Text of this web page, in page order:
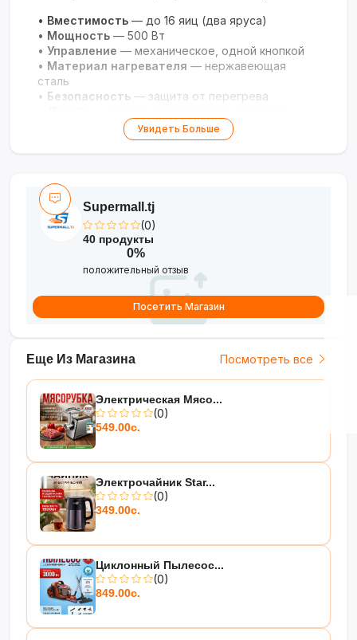
• Вместимость — до 16 яиц (два яруса)
• Мощность — 500 Вт
• Управление — механическое, одной кнопкой
• Материал нагревателя — нержавеющая
сталь
• Безопасность — защита от перегрева
— автоматическое выключение
для всей семьи без хлопот — быстро, просто
и безопасно!
Увидеть Больше
Еще Из Магазина Посмотреть все
Электрическая Мясо...
(0)
549.00с.
Электрочайник Star...
(0)
349.00с.
Циклонный Пылесос...
(0)
849.00с.
Supermall.tj
(0)
40 продукты
0%
положительный отзыв
Посетить Магазин